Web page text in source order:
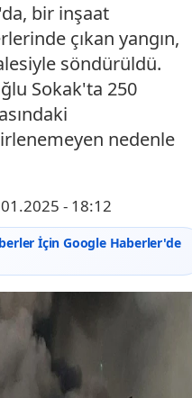
bir inşaat
çıkan yangın,
söndürüldü.
Sokak'ta 250
nedenle
- 18:12
İçin Google Haberler'de